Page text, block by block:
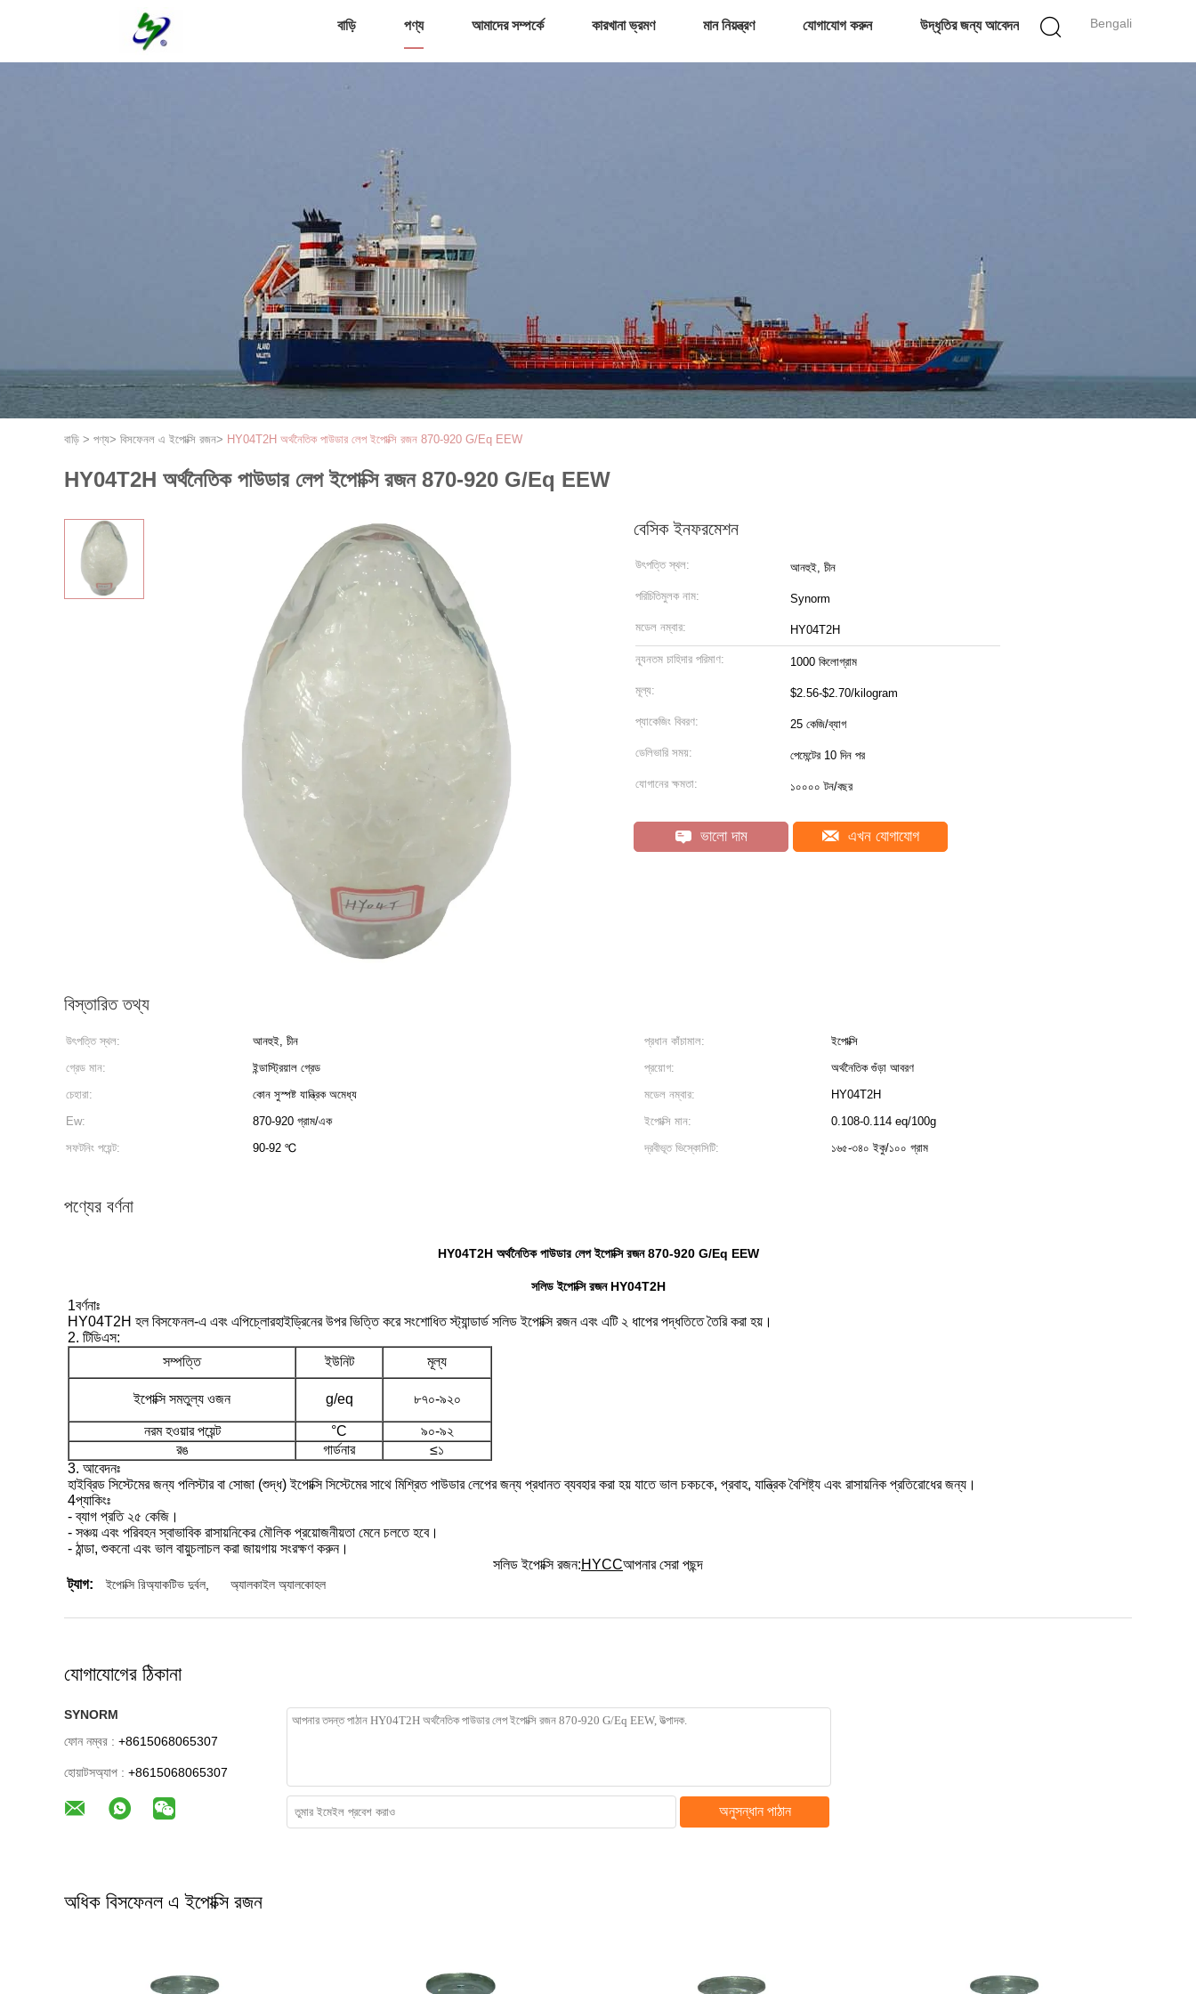
Bengali
বাড়ি পণ্য আমাদের সম্পর্কে কারখানা ভ্রমণ মান নিয়ন্ত্রণ যোগাযোগ করুন উদ্ধৃতির জন্য আবেদন
বাড়ি > পণ্য> বিসফেনল এ ইপোক্সি রজন> HY04T2H অর্থনৈতিক পাউডার লেপ ইপোক্সি রজন 870-920 G/Eq EEW
HY04T2H অর্থনৈতিক পাউডার লেপ ইপোক্সি রজন 870-920 G/Eq EEW
বেসিক ইনফরমেশন
উৎপত্তি স্থল: আনহুই, চীন
পরিচিতিমুলক নাম: Synorm
মডেল নম্বার: HY04T2H
ন্যূনতম চাহিদার পরিমাণ: 1000 কিলোগ্রাম
মূল্য: $2.56-$2.70/kilogram
প্যাকেজিং বিবরণ: 25 কেজি/ব্যাগ
ডেলিভারি সময়: পেমেন্টের 10 দিন পর
যোগানের ক্ষমতা: ১০০০০ টন/বছর
ভালো দাম এখন যোগাযোগ
বিস্তারিত তথ্য
উৎপত্তি স্থল: আনহুই, চীন প্রধান কাঁচামাল:
ইপোক্সি
গ্রেড মান:
ইন্ডাস্ট্রিয়াল গ্রেড প্রয়োগ:
অর্থনৈতিক গুঁড়া আবরণ
চেহারা:
কোন সুস্পষ্ট যান্ত্রিক অমেধ্য মডেল নম্বার:
HY04T2H
Ew:
870-920 গ্রাম/এক ইপোক্সি মান:
0.108-0.114 eq/100g
সফটনিং পয়েন্ট:
90-92 ℃ দ্রবীভূত ভিস্কোসিটি: ১৬৫-৩৪০ ইকু/১০০ গ্রাম
পণ্যের বর্ণনা
HY04T2H অর্থনৈতিক পাউডার লেপ ইপোক্সি রজন 870-920 G/Eq EEW
সলিড ইপোক্সি রজন HY04T2H
1বর্ণনাঃ
HY04T2H হল বিসফেনল-এ এবং এপিচ্লোরহাইড্রিনের উপর ভিত্তি করে সংশোধিত স্ট্যান্ডার্ড সলিড ইপোক্সি রজন এবং এটি ২ ধাপের পদ্ধতিতে তৈরি করা হয়।
2. টিডিএস:
সম্পত্তি
ইউনিট মূল্য
ইপোক্সি সমতুল্য ওজন g/eq ৮৭০-৯২০
নরম হওয়ার পয়েন্ট °C
৯০-৯২
রঙ
গার্ডনার
≤১
3. আবেদনঃ
হাইব্রিড সিস্টেমের জন্য পলিস্টার বা সোজা (শুদ্ধ) ইপোক্সি সিস্টেমের সাথে মিশ্রিত পাউডার লেপের জন্য প্রধানত ব্যবহার করা হয় যাতে ভাল চকচকে, প্রবাহ, যান্ত্রিক বৈশিষ্ট্য এবং রাসায়নিক প্রতিরোধের জন্য।
4প্যাকিংঃ
- ব্যাগ প্রতি ২৫ কেজি।
- সঞ্চয় এবং পরিবহন স্বাভাবিক রাসায়নিকের মৌলিক প্রয়োজনীয়তা মেনে চলতে হবে।
- ঠান্ডা, শুকনো এবং ভাল বায়ুচলাচল করা জায়গায় সংরক্ষণ করুন।
সলিড ইপোক্সি রজন:HYCCআপনার সেরা পছন্দ
ট্যাগ:
ইপোক্সি রিঅ্যাকটিভ দুর্বল অ্যালকাইল অ্যালকোহল
যোগাযোগের ঠিকানা
SYNORM
ফোন নম্বর : +8615068065307
হোয়াটসঅ্যাপ : +8615068065307
অনুসন্ধান পাঠান
অধিক বিসফেনল এ ইপোক্সি রজন